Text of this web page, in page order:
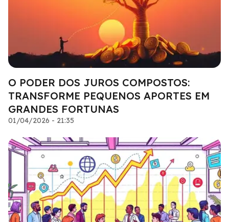
O PODER DOS JUROS COMPOSTOS:
TRANSFORME PEQUENOS APORTES EM
GRANDES FORTUNAS
01/04/2026 - 21:35